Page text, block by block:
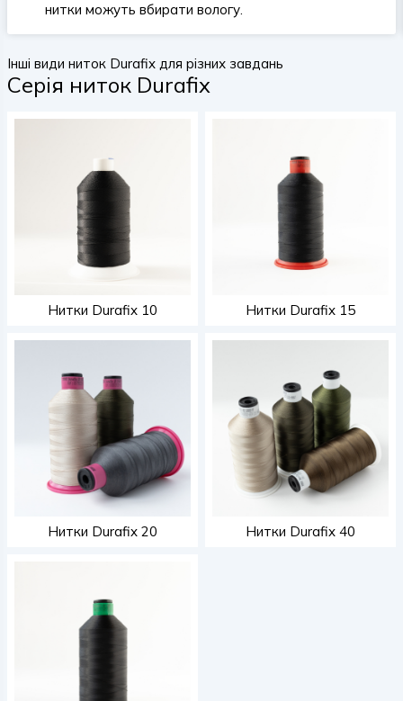
нитки можуть вбирати вологу.
Інші види ниток Durafix для різних завдань
Серія ниток Durafix
Нитки Durafix 10 Нитки Durafix 15
Нитки Durafix 20 Нитки Durafix 40